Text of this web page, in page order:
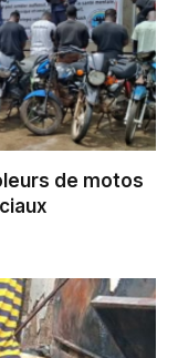
de motos